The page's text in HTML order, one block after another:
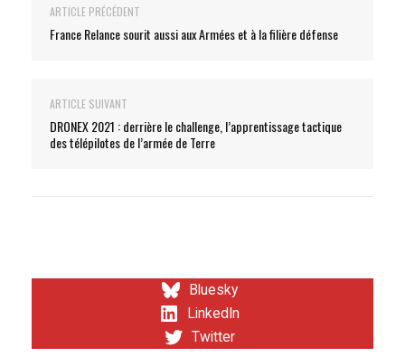
ARTICLE PRÉCÉDENT
France Relance sourit aussi aux Armées et à la filière défense
ARTICLE SUIVANT
DRONEX 2021 : derrière le challenge, l’apprentissage tactique
des télépilotes de l’armée de Terre
Bluesky
LinkedIn
Twitter